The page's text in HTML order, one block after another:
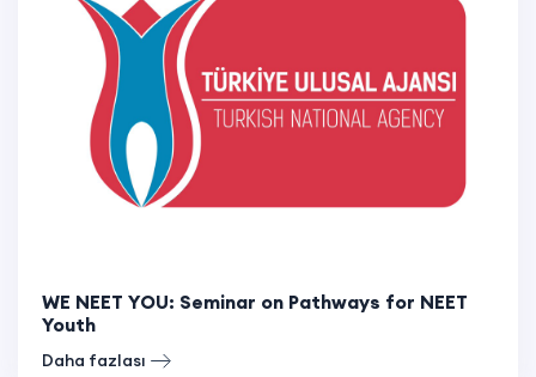
WE NEET YOU: Seminar on Pathways for NEET
Youth
Daha fazlası